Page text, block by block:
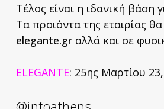
Τέλος είναι η ιδανική βάση
Τα προιόντα της εταιρίας
elegante.grαλλά και σε
ELEGANTE: 25ης Μαρτίου